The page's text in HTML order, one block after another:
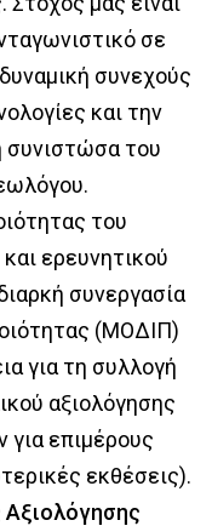
σε
συνεχούς
και την
συνιστώσα του
του
ερευνητικού
συνεργασία
(ΜΟΔΙΠ)
για τη συλλογή
αξιολόγησης
επιμέρους
εκθέσεις).